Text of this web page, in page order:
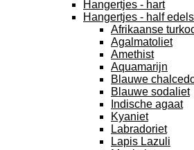
Hangertjes - hart
Hangertjes - half
Afrikaanse
Agalmatoliet
Amethist
Aquamarijn
Blauwe
Blauwe sodaliet
Indische agaat
Kyaniet
Labradoriet
Lapis Lazuli